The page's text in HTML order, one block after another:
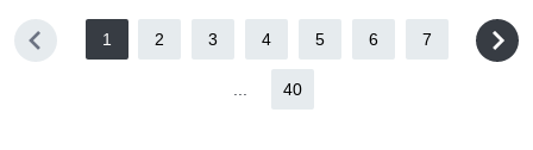
1 2 3 4 5 6 7
40